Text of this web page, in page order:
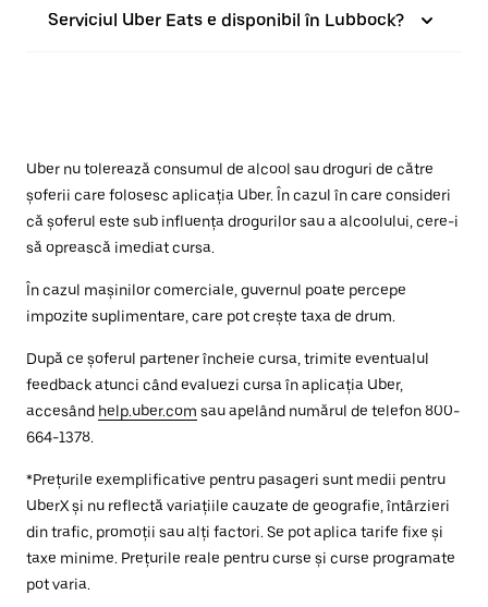
Serviciul Uber Eats e disponibil în Lubbock?
Uber nu tolerează consumul de alcool sau droguri de către
șoferii care folosesc aplicația Uber. În cazul în care consideri
că șoferul este sub influența drogurilor sau a alcoolului, cere-i
să oprească imediat cursa.
În cazul mașinilor comerciale, guvernul poate percepe
impozite suplimentare, care pot crește taxa de drum.
După ce șoferul partener încheie cursa, trimite eventualul
feedback atunci când evaluezi cursa în aplicația Uber,
accesând help.uber.com sau apelând numărul de telefon 800-
664-1378.
*Prețurile exemplificative pentru pasageri sunt medii pentru
UberX și nu reflectă variațiile cauzate de geografie, întârzieri
din trafic, promoții sau alți factori. Se pot aplica tarife fixe și
taxe minime. Prețurile reale pentru curse și curse programate
pot varia.